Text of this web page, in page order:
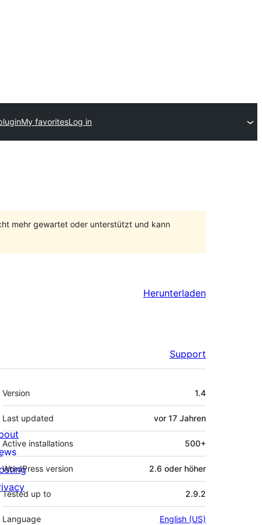
My favoritesLog in
mehr gewartet oder unterstützt und kann
Herunterladen
Support
Meta
Version 1.4
Last updated vor 17 Jahren
Active installations 500+
WordPress version 2.6 oder höher
Tested up to 2.9.2
Language English (US)